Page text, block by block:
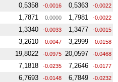
0,5358 -0.0016 0,5363 -0.0022
1,7871 0.0000 1,7981 -0.0022
1,3340 -0.0033 1,3477 -0.0015
3,2610 -0.0047 3,2999 -0.0158
19,8022 -0.0975 20,0597 -0.0468
7,1818 -0.0235 7,2646 -0.0177
6,7693 -0.0148 6,7849 -0.0232